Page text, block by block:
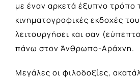
με έναν αρκετά έξυπνο τρόπο
κινηματογραφικές εκδοχές
λειτουργήσει και σαν
πάνω στον Άνθρωπο-Αράχνη.
Μεγάλες οι φιλοδοξίες,